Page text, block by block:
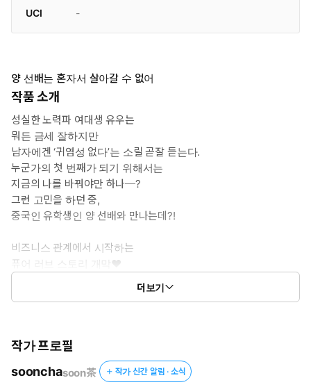
UCI
-
양 선배는 혼자서 살아갈 수 없어
작품 소개
성실한 노력파 여대생 유우는
뭐든 금세 잘하지만
남자에겐 ‘귀염성 없다’는 소릴 곧잘 듣는다.
누군가의 첫 번째가 되기 위해서는
지금의 나를 바꿔야만 하나─?
그런 고민을 하던 중,
중국인 유학생인 양 선배와 만나는데?!
비즈니스 관계에서 시작하는
퓨어 러브 스토리 개막♥
YANG SENPAI WA HITORI DE IKITE IKENAI
Korean translation rights arranged by DAEWON C.I. INC.
Translation ⓒ2026 by SQUARE ENIX CO., LTD.
더보기
작가 프로필
soonchasoon茶 작가 신간 알림 · 소식